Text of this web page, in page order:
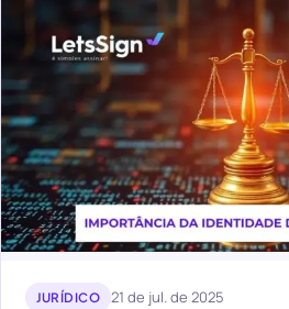
JURÍDICO 21 de jul. de 2025